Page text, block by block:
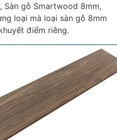
Sàn gỗ Smartwood 8mm,
loại mà loại sàn gỗ 8mm
điểm riêng.